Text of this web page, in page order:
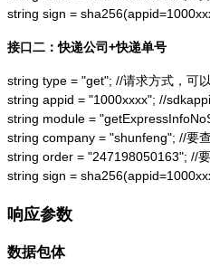
string sign =
接口二：快递公司+快递单号
string type = "get"; //请求方式，可
string appid = "1000xxxx"; //
string module =
string company = "shunfeng"; //要
string order = "247198050163"; //
string sign =
响应参数
数据包体